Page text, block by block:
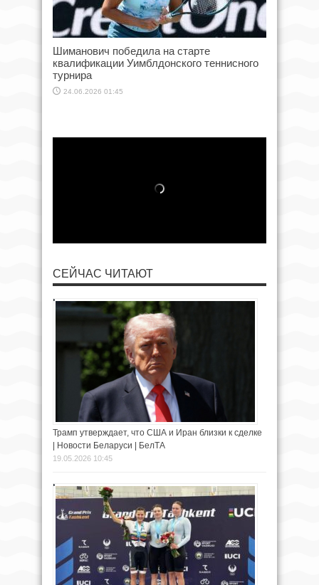
Шиманович победила на старте
квалификации Уимблдонского теннисного
турнира
24.06.2026 01:45
СЕЙЧАС ЧИТАЮТ
Трамп утверждает, что США и Иран близки к сделке
| Новости Беларуси | БелТА
19.05.2026 10:45